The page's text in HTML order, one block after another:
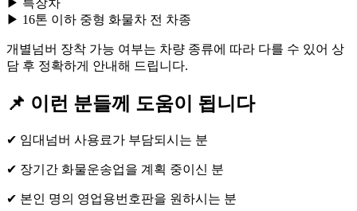
▶ 16톤 이하 중형 화물차 전 차종
개별넘버 장착 가능 여부는 차량 종류에 따라 다를 수 있어 상
담 후 정확하게 안내해 드립니다.
📌 이런 분들께 도움이 됩니다
✔ 임대넘버 사용료가 부담되시는 분
✔ 장기간 화물운송업을 계획 중이신 분
✔ 본인 명의 영업용번호판을 원하시는 분